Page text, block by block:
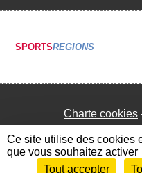
SPORTSREGIONS
Charte cookies
Envie de participer ?
Ce site utilise des cookies
que vous souhaitez activer
Tout accepter